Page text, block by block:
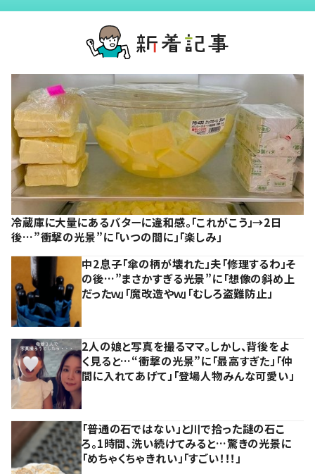
冷蔵庫に大量にあるバターに違和感。「これがこう」→2日
後…”衝撃の光景”に「いつの間に」「楽しみ」
中2息子「傘の柄が壊れた」夫「修理するわ」そ
の後…”まさかすぎる光景”に「想像の斜め上
だったｗ」「魔改造やｗ」「むしろ盗難防止」
2人の娘と写真を撮るママ。しかし、背後をよ
く見ると…“衝撃の光景”に「最高すぎた」「仲
間に入れてあげて」「登場人物みんな可愛い」
「普通の石ではない」と川で拾った謎の石こ
ろ。1時間、洗い続けてみると…驚きの光景に
「めちゃくちゃきれい」「すごい！！！」